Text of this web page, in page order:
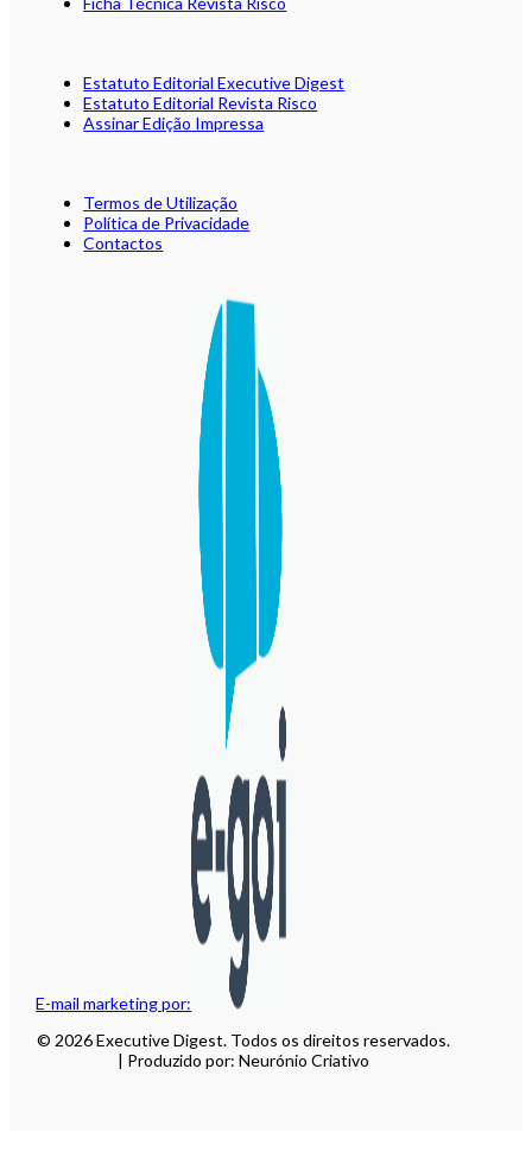
E-mail marketing por:
Estatuto Editorial Executive Digest
Estatuto Editorial Revista Risco
Assinar Edição Impressa
Termos de Utilização
Política de Privacidade
Contactos
© 2026 Executive Digest. Todos os direitos reservados.
| Produzido por: Neurónio Criativo